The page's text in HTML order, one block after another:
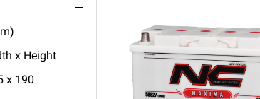
x Height
x 190